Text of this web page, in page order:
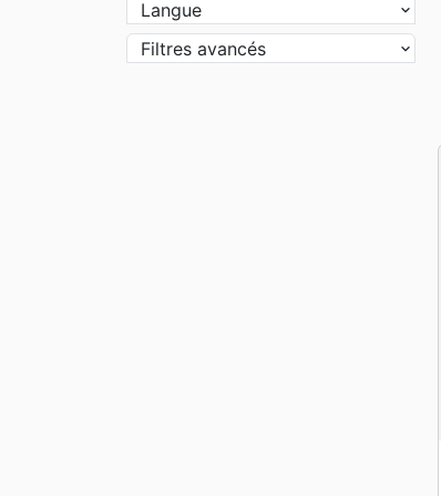
Langue
Filtres avancés